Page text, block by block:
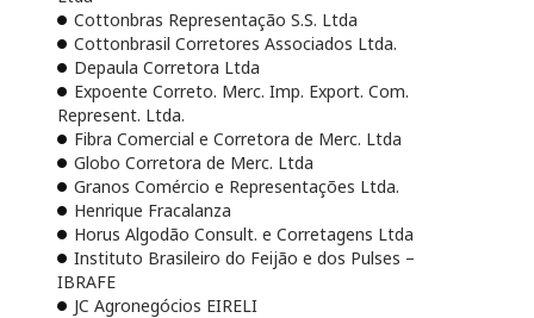
Cottonbras Representação S.S. Ltda
Cottonbrasil Corretores Associados Ltda.
Depaula Corretora Ltda
Expoente Correto. Merc. Imp. Export. Com.
Represent. Ltda.
Fibra Comercial e Corretora de Merc. Ltda
Globo Corretora de Merc. Ltda
Granos Comércio e Representações Ltda.
Henrique Fracalanza
Horus Algodão Consult. e Corretagens Ltda
Instituto Brasileiro do Feijão e dos Pulses –
IBRAFE
JC Agronegócios EIRELI